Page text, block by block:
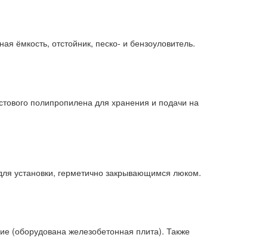
ёмкость, отстойник, песко- и бензоуловитель.
полипропилена для хранения и подачи на
установки, герметично закрывающимся люком.
(оборудована железобетонная плита). Также